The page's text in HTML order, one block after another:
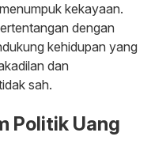
kekayaan.
dengan
kehidupan yang
dan
sah.
Politik Uang